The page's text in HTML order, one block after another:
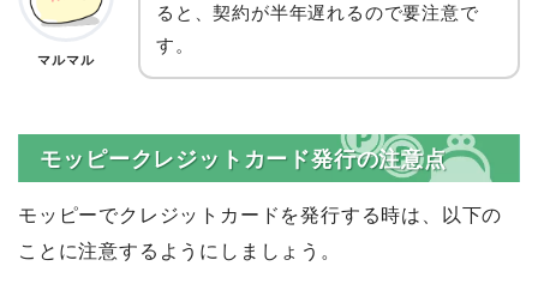
マルマル
ると、契約が半年遅れるので要注意で
す。
モッピークレジットカード発行の注意点
モッピーでクレジットカードを発行する時は、以下の
ことに注意するようにしましょう。